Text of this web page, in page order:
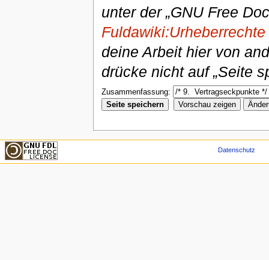
unter der „GNU Free
Fuldawiki:Urheberrechte
deine Arbeit hier von
drücke nicht auf „Seite
Zusammenfassung:
Datenschutz